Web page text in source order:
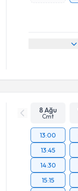
8 Ağu
Cmt
13:00
13:45
14:30
15:15